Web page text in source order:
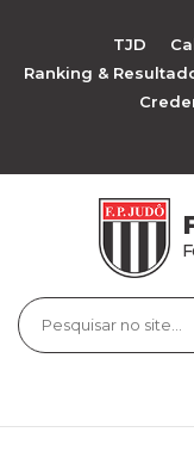
TJD
Ranking &